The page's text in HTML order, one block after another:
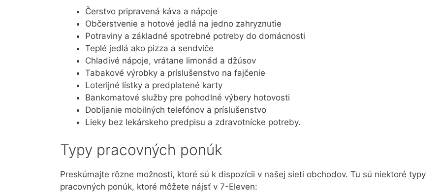
Čerstvo pripravená káva a nápoje
Občerstvenie a hotové jedlá na jedno zahryznutie
Potraviny a základné spotrebné potreby do domácnosti
Teplé jedlá ako pizza a sendviče
Chladivé nápoje, vrátane limonád a džúsov
Tabakové výrobky a príslušenstvo na fajčenie
Loterijné lístky a predplatené karty
Bankomatové služby pre pohodlné výbery hotovosti
Dobíjanie mobilných telefónov a príslušenstvo
Lieky bez lekárskeho predpisu a zdravotnícke potreby.
Typy pracovných ponúk
Preskúmajte rôzne možnosti, ktoré sú k dispozícii v našej sieti obchodov. Tu sú niektoré typy
pracovných ponúk, ktoré môžete nájsť v 7-Eleven: